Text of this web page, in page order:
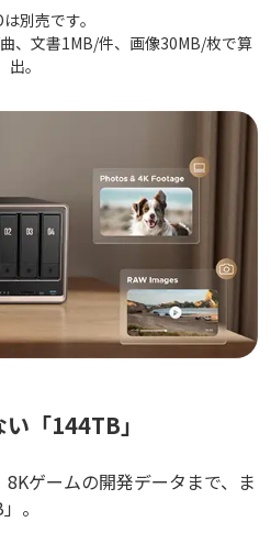
別売です。
、文書1MB/件、画像30MB/枚で算
出。
「144TB」
ゲームの開発データまで、ま
。